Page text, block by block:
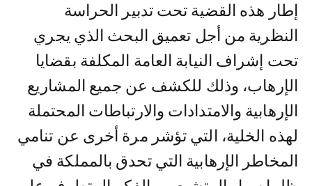
إطار هذه القضية تحت تدبير الحراسة
النظرية من أجل تعميق البحث الذي يجري
تحت إشراف النيابة العامة المكلفة بقضايا
الإرهاب، وذلك للكشف عن جميع المشاريع
الإرهابية والامتدادات والارتباطات المحتملة
لهذه الخلية، التي تؤشر مرة أخرى عن تنامي
المخاطر الإرهابية التي تحدق بالمملكة في